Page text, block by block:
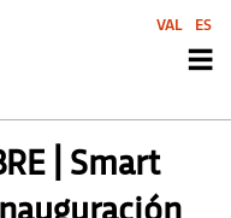
| Smart
VAL ES